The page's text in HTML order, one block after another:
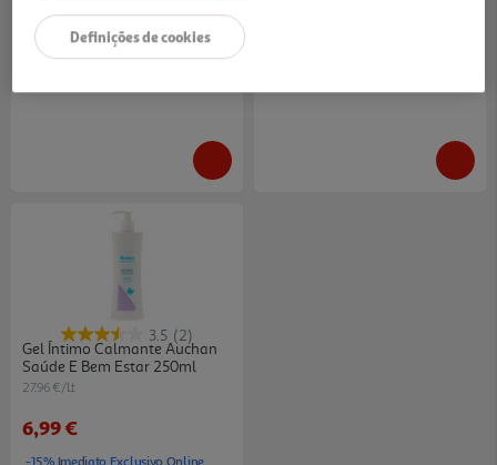
6,99 €
-15% Imediato Exclusivo Online
3.5 (2)
Gel Íntimo Calmante Auchan
Saúde E Bem Estar 250ml
27.96 €/Lt
6,99 €
-15% Imediato Exclusivo Online
Definições de cookies